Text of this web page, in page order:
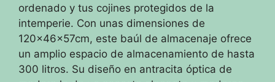
ordenado y tus cojines protegidos de la
intemperie. Con unas dimensiones de
120x46x57cm, este baúl de almacenaje ofrece
un amplio espacio de almacenamiento de hasta
300 litros. Su diseño en antracita óptica de